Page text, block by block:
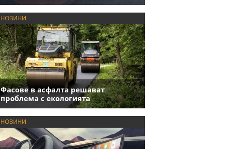
НОВИНИ
Фасове в асфалта решават
проблема с екологията
НОВИНИ